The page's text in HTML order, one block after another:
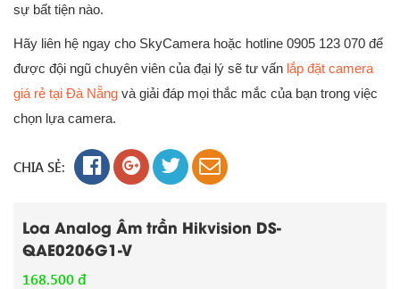
sự bất tiện nào.
Hãy liên hệ ngay cho SkyCamera hoặc hotline 0905 123 070 để
được đội ngũ chuyên viên của đại lý sẽ tư vấn lắp đặt camera
giá rẻ tại Đà Nẵng và giải đáp mọi thắc mắc của bạn trong việc
chọn lựa camera.
CHIA SẺ:
Loa Analog Âm trần Hikvision DS-
QAE0206G1-V
168.500 đ